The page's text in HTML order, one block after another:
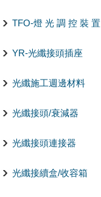
TFO-燈 光 調 控 裝 置
YR-光纖接頭插座
光纖施工週邊材料
光纖接頭/衰減器
光纖接頭連接器
光纖接續盒/收容箱